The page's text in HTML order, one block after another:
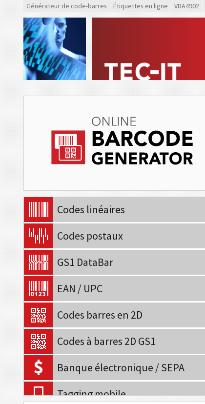
Générateur de code-barres Étiquettes en ligne VDA4902
Codes linéaires
Codes postaux
GS1 DataBar
EAN / UPC
Codes barres en 2D
Codes à barres 2D GS1
Banque électronique / SEPA
Tagging mobile